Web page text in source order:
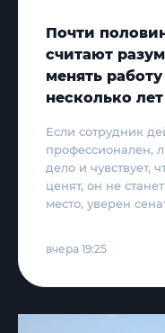
Почти
считают
менять
несколько лет
Если сотрудник
профессионален,
дело и чувствует,
ценят, он не
место, уверен
вчера 19:25